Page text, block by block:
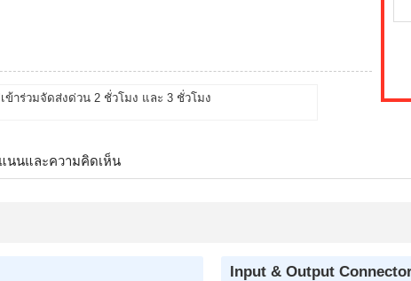
ข้าร่วมจัดส่งด่วน 2 ชั่วโมง และ 3 ชั่วโมง
นนและความคิดเห็น
Input & Output